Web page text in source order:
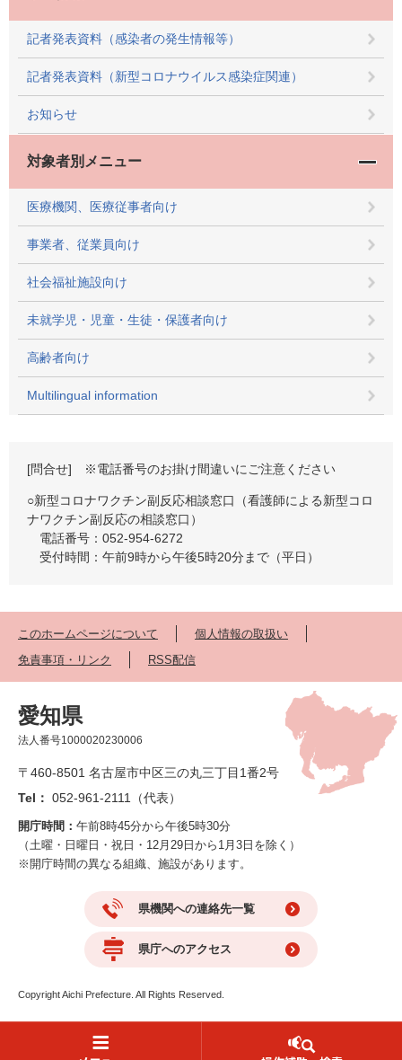
記者発表資料（感染者の発生情報等）
記者発表資料（新型コロナウイルス感染症関連）
お知らせ
対象者別メニュー
医療機関、医療従事者向け
事業者、従業員向け
社会福祉施設向け
未就学児・児童・生徒・保護者向け
高齢者向け
Multilingual information
[問合せ] ※電話番号のお掛け間違いにご注意ください
○新型コロナワクチン副反応相談窓口（看護師による新型コロ
ナワクチン副反応の相談窓口）
電話番号：052-954-6272
受付時間：午前9時から午後5時20分まで（平日）
このホームページについて
個人情報の取扱い
免責事項・リンク
RSS配信
愛知県
法人番号1000020230006
〒460-8501 名古屋市中区三の丸三丁目1番2号
Tel： 052-961-2111（代表）
開庁時間： 午前8時45分から午後5時30分
（土曜・日曜日・祝日・12月29日から1月3日を除く）
※開庁時間の異なる組織、施設があります。
県機関への連絡先一覧
県庁へのアクセス
Copyright Aichi Prefecture. All Rights Reserved.